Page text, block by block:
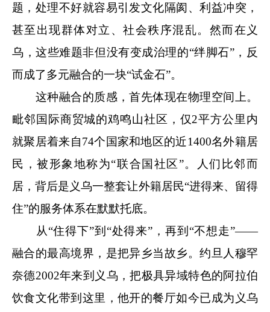
题，处理不好就容易引发文化隔阂、利益冲突，
甚至出现群体对立、社会秩序混乱。然而在义
乌，这些难题非但没有变成治理的“绊脚石”，反
而成了多元融合的一块“试金石”。
这种融合的质感，首先体现在物理空间上。
毗邻国际商贸城的鸡鸣山社区，仅2平方公里内
就聚居着来自74个国家和地区的近1400名外籍居
民，被形象地称为“联合国社区”。人们比邻而
居，背后是义乌一整套让外籍居民“进得来、留得
住”的服务体系在默默托底。
从“住得下”到“处得来”，再到“不想走”——
融合的最高境界，是把异乡当故乡。约旦人穆罕
奈德2002年来到义乌，把极具异域特色的阿拉伯
饮食文化带到这里，他开的餐厅如今已成为义乌